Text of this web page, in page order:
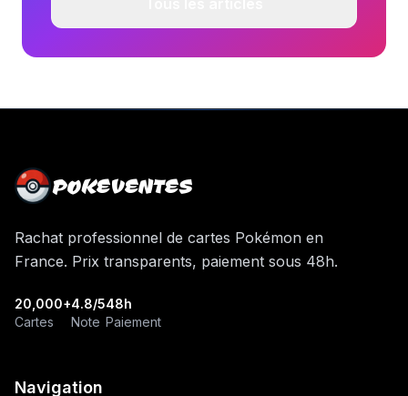
POKEVENTES
Rachat professionnel de cartes Pokémon en
France. Prix transparents, paiement sous 48h.
20,000+
Cartes
4.8/5
Note
48h
Paiement
Navigation